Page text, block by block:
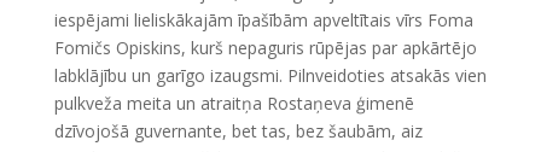
iespējami lieliskākajām īpašībām apveltītais vīrs Foma
Fomičs Opiskins, kurš nepaguris rūpējas par apkārtējo
labklājību un garīgo izaugsmi. Pilnveidoties atsakās vien
pulkveža meita un atraitņa Rostaņeva ģimenē
dzīvojošā guvernante, bet tas, bez šaubām, aiz